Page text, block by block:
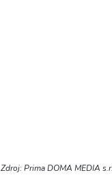
Zdroj: Prima DOMA MEDIA